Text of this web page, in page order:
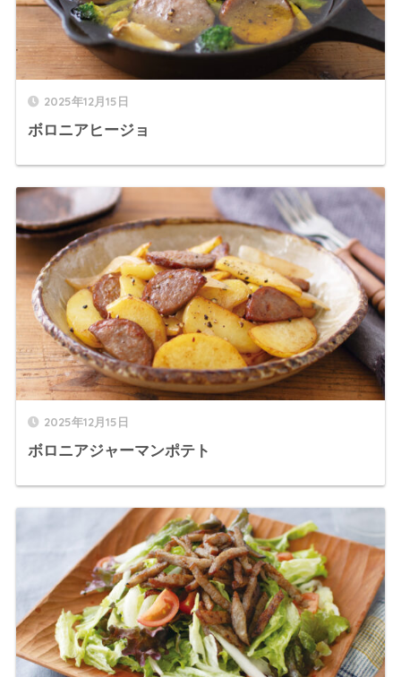
2025年12月15日
ボロニアヒージョ
2025年12月15日
ボロニアジャーマンポテト